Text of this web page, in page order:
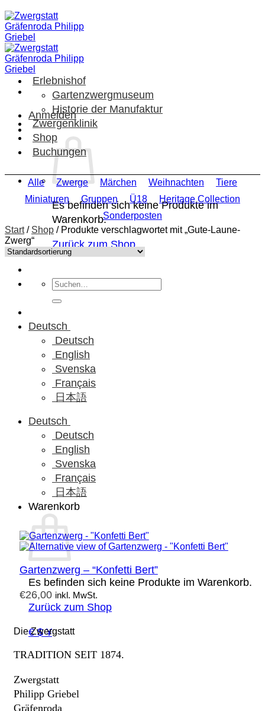
Zum
Inhalt
springen
Anmelden
Es befinden sich keine Produkte im
Warenkorb.
Zurück zum Shop
Suchen
nach:
Deutsch
Deutsch
English
Svenska
Français
日本語
Deutsch
Deutsch
English
Svenska
Français
日本語
Warenkorb
Es befinden sich keine Produkte im Warenkorb.
Zurück zum Shop
€ $ ¥
Erlebnishof
Gartenzwergmuseum
Historie der Manufaktur
Zwergenklinik
Shop
Buchungen
Alle Zwerge Märchen Weihnachten
Tiere
Miniaturen
Gruppen Ü18
Heritage Collection
Sonderposten
Start / Shop /Produkte verschlagwortet mit „Gute-Laune-
Zwerg“
Gartenzwerg – “Konfetti Bert”
€26,00 inkl. MwSt.
Die Zwergstatt
TRADITION SEIT 1874.
Zwergstatt
Philipp Griebel
Gräfenroda